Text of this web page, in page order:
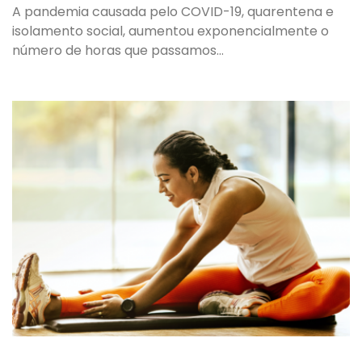
A pandemia causada pelo COVID-19, quarentena e
isolamento social, aumentou exponencialmente o
número de horas que passamos…